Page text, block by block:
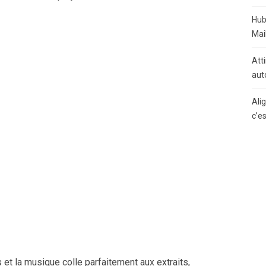
la musique colle parfaitement aux extraits,